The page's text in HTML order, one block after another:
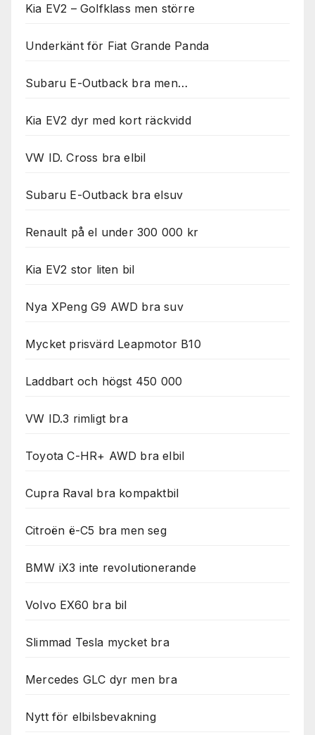
Kia EV2 – Golfklass men större
Underkänt för Fiat Grande Panda
Subaru E-Outback bra men…
Kia EV2 dyr med kort räckvidd
VW ID. Cross bra elbil
Subaru E-Outback bra elsuv
Renault på el under 300 000 kr
Kia EV2 stor liten bil
Nya XPeng G9 AWD bra suv
Mycket prisvärd Leapmotor B10
Laddbart och högst 450 000
VW ID.3 rimligt bra
Toyota C-HR+ AWD bra elbil
Cupra Raval bra kompaktbil
Citroën ë-C5 bra men seg
BMW iX3 inte revolutionerande
Volvo EX60 bra bil
Slimmad Tesla mycket bra
Mercedes GLC dyr men bra
Nytt för elbilsbevakning